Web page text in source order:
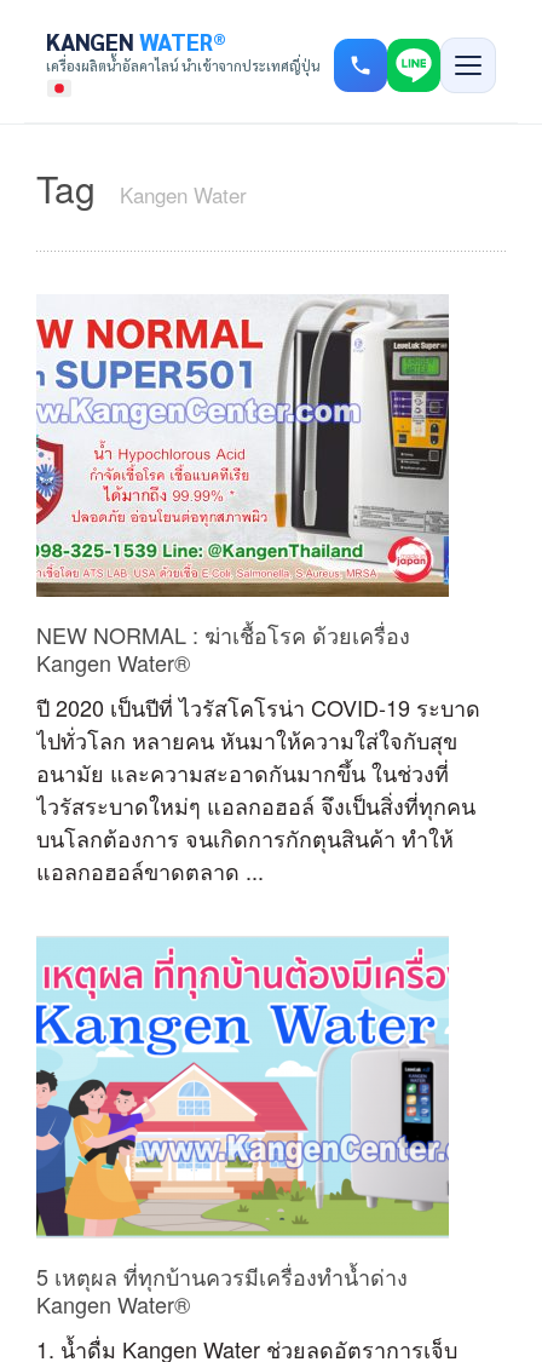
KANGEN WATER®
เครื่องผลิตน้ำอัลคาไลน์ นำเข้าจากประเทศญี่ปุ่น
Tag Kangen Water
NEW NORMAL : ฆ่าเชื้อโรค ด้วยเครื่อง
Kangen Water®
ปี 2020 เป็นปีที่ ไวรัสโคโรน่า COVID-19 ระบาด
ไปทั่วโลก หลายคน หันมาให้ความใส่ใจกับสุข
อนามัย และความสะอาดกันมากขึ้น ในช่วงที่
ไวรัสระบาดใหม่ๆ แอลกอฮอล์ จึงเป็นสิ่งที่ทุกคน
บนโลกต้องการ จนเกิดการกักตุนสินค้า ทำให้
แอลกอฮอล์ขาดตลาด ...
5 เหตุผล ที่ทุกบ้านควรมีเครื่องทำน้ำด่าง
Kangen Water®
1. น้ำดื่ม Kangen Water ช่วยลดอัตราการเจ็บ